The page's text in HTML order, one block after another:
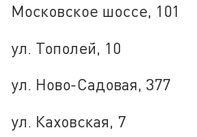
Московское шоссе, 101
ул. Тополей, 10
ул. Ново-Садовая, 377
ул. Каховская, 7